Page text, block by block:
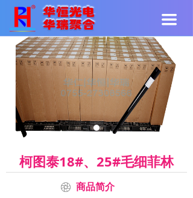
끀
柯图泰18#、25#毛细菲林
商品简介
ꁵ